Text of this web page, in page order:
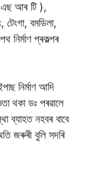
এছ আৰ টি ),
টেংগা, বমডিলা,
নিৰ্মাণ প্ৰকল্পৰ
নিৰ্মাণ আদি
থকা ডঃ পৰৱালে
ব্যাহত নহবৰ বাবে
জৰুৰী বুলি সদৰি